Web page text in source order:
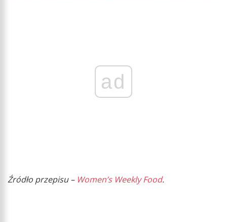
ad
Źródło przepisu – Women’s Weekly Food.